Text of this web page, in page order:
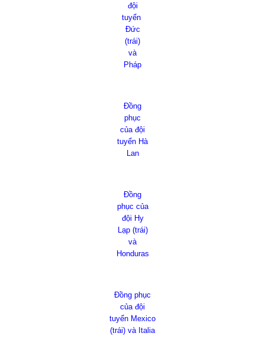
đội
tuyển
Đức
(trái)
và
Pháp
Đồng
phục
của đội
tuyển Hà
Lan
Đồng
phục của
đội Hy
Lạp (trái)
và
Honduras
Đồng phục
của đội
tuyển Mexico
(trái) và Italia